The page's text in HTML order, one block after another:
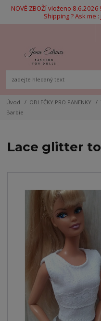
NOVÉ ZBOŽÍ vloženo
Shipping ? Ask me
Úvod OBLEČKY PRO PANENKY
Barbie
Lace glitter